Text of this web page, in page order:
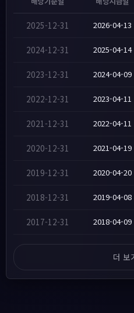
2025-12-31 2026-04-13
2024-12-31 2025-04-14
2023-12-31 2024-04-09
2022-12-31 2023-04-11
2021-12-31 2022-04-11
2020-12-31 2021-04-19
2019-12-31 2020-04-20
2018-12-31 2019-04-08
2017-12-31 2018-04-09
더